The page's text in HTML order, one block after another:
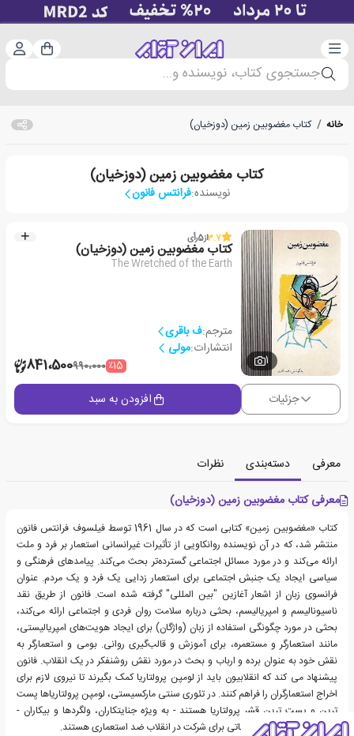
دسته‌بندی سبد
جستجوی کتاب، نویسنده و...
خانه / کتاب مغضوبین‏ زمین (دوزخیان)
کتاب مغضوبین‏ زمین (دوزخیان)
نویسنده:فرانتس فانون
1
3.7از5رأی
کتاب مغضوبین‏ زمین (دوزخیان)
The Wretched of the Earth
مترجم:ف باقری‏
انتشارات:مولی
٪15990،000841،500
جزئیات افزودن به سبد
معرفی دسته‌بندی
نظرات
معرفی کتاب مغضوبین‏ زمین (دوزخیان)
کتاب «مغضوبین زمین» کتابی است که در سال 1961 توسط فیلسوف فرانتس فانون
منتشر شد، که در آن نویسنده روانکاویی از تأثیرات غیرانسانی استعمار بر فرد و ملت
ارائه می‌کند و در مورد مسائل اجتماعی گسترده‌تر بحث می‌کند. پیامدهای فرهنگی و
سیاسی ایجاد یک جنبش اجتماعی برای استعمار زدایی یک فرد و یک مردم. عنوان
فرانسوی زبان از اشعار آغازین "بین المللی" گرفته شده است. فانون از طریق نقد
ناسیونالیسم و امپریالیسم، بحثی درباره سلامت روان فردی و اجتماعی ارائه می‌کند،
بحثی در مورد چگونگی استفاده از زبان (واژگان) برای ایجاد هویت‌های امپریالیستی،
مانند استعمارگر و مستعمره، برای آموزش و قالب‌گیری روانی. بومی و استعمارگر به
نقش خود به عنوان برده و ارباب و بحث در مورد نقش روشنفکر در یک انقلاب. فانون
پیشنهاد می کند که انقلابیون باید از لومپن پرولتاریا کمک بگیرند تا نیروی لازم برای
اخراج استعمارگران را فراهم کنند. در تئوری سنتی مارکسیستی، لومپن پرولتاریاها پست
ترین و پست ترین قشر پرولتاریا هستند - به ویژه جنایتکاران، ولگردها و بیکاران -
افرادی که فاقد آگاهی طبقاتی برای شرکت در انقلاب ضد استعماری هستند.